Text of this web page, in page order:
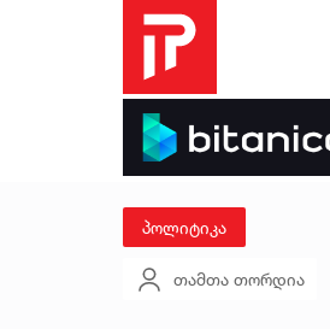
პოლიტიკა
თამთა თორდია